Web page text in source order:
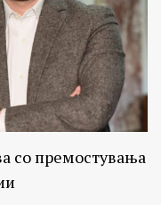
со премостувања